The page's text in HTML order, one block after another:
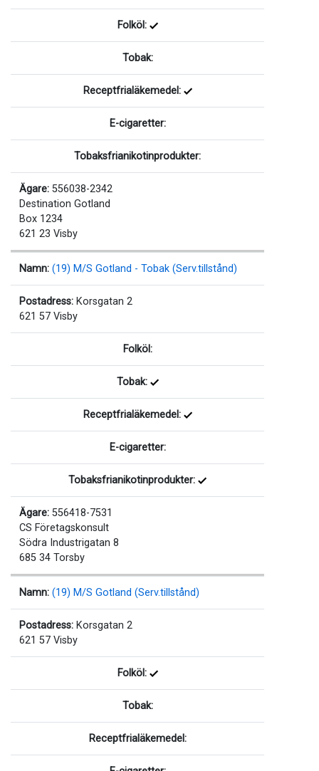
Folköl:
Tobak:
Receptfrialäkemedel:
E-cigaretter:
Tobaksfrianikotinprodukter:
Ägare: 556038-2342
Destination Gotland
Box 1234
621 23 Visby
Namn: (19) M/S Gotland - Tobak (Serv.tillstånd)
Postadress: Korsgatan 2
621 57 Visby
Folköl:
Tobak:
Receptfrialäkemedel:
E-cigaretter:
Tobaksfrianikotinprodukter:
Ägare: 556418-7531
CS Företagskonsult
Södra Industrigatan 8
685 34 Torsby
Namn: (19) M/S Gotland (Serv.tillstånd)
Postadress: Korsgatan 2
621 57 Visby
Folköl:
Tobak:
Receptfrialäkemedel: